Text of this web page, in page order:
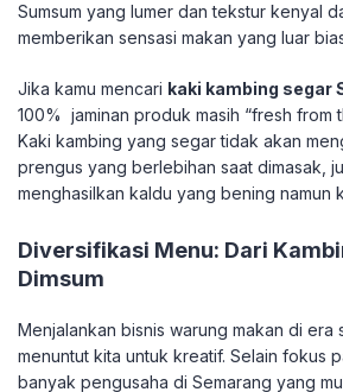
Sumsum yang lumer dan tekstur kenyal
memberikan sensasi makan yang luar
​Jika kamu mencari kaki kambing segar
100% jaminan produk masih “fresh from
Kaki kambing yang segar tidak akan
prengus yang berlebihan saat dimasak,
menghasilkan kaldu yang bening namun
​Diversifikasi Menu: Dari
Dimsum
​Menjalankan bisnis warung makan di era
menuntut kita untuk kreatif. Selain fokus
banyak pengusaha di Semarang yang